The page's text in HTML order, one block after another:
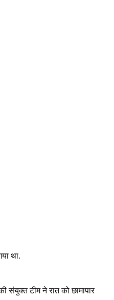
था.
संयुक्त टीम ने रात को छामापार